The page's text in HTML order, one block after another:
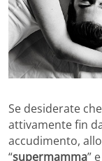
Se desiderate
attivamente fin
accudimento,
“supermamma”